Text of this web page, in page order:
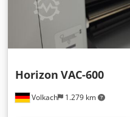
Volkach 1.279 km
Horizon VAC-600